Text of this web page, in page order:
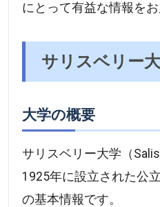
にとって有益な情報をお
サリスベリー
大学の概要
サリスベリー大学（
1925年に設立された公
の基本情報です。